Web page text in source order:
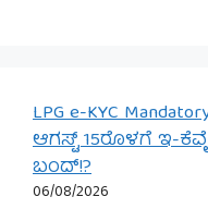
LPG e-KYC
ಆಗಸ್ಟ್ 15ರೊಳಗೆ ಇ-
ಬಂದ್!?
06/08/2026